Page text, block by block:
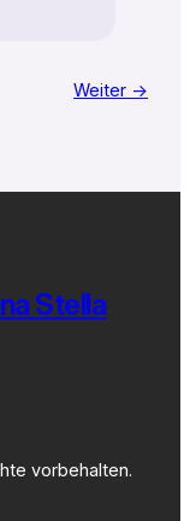
Weiter →
Stella
vorbehalten.